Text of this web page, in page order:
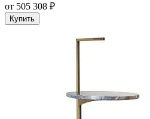
от 505 308 ₽
Купить